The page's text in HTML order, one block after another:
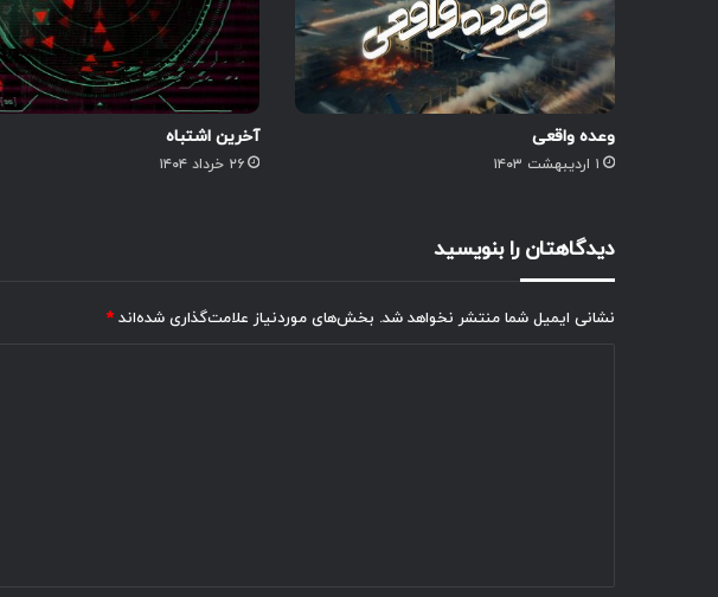
وعده واقعی
۱ اردیبهشت ۱۴۰۳
آخرین اشتباه
۲۶ خرداد ۱۴۰۴
دیدگاهتان را بنویسید
نشانی ایمیل شما منتشر نخواهد شد. بخش‌های موردنیاز علامت‌گذاری شده‌اند *